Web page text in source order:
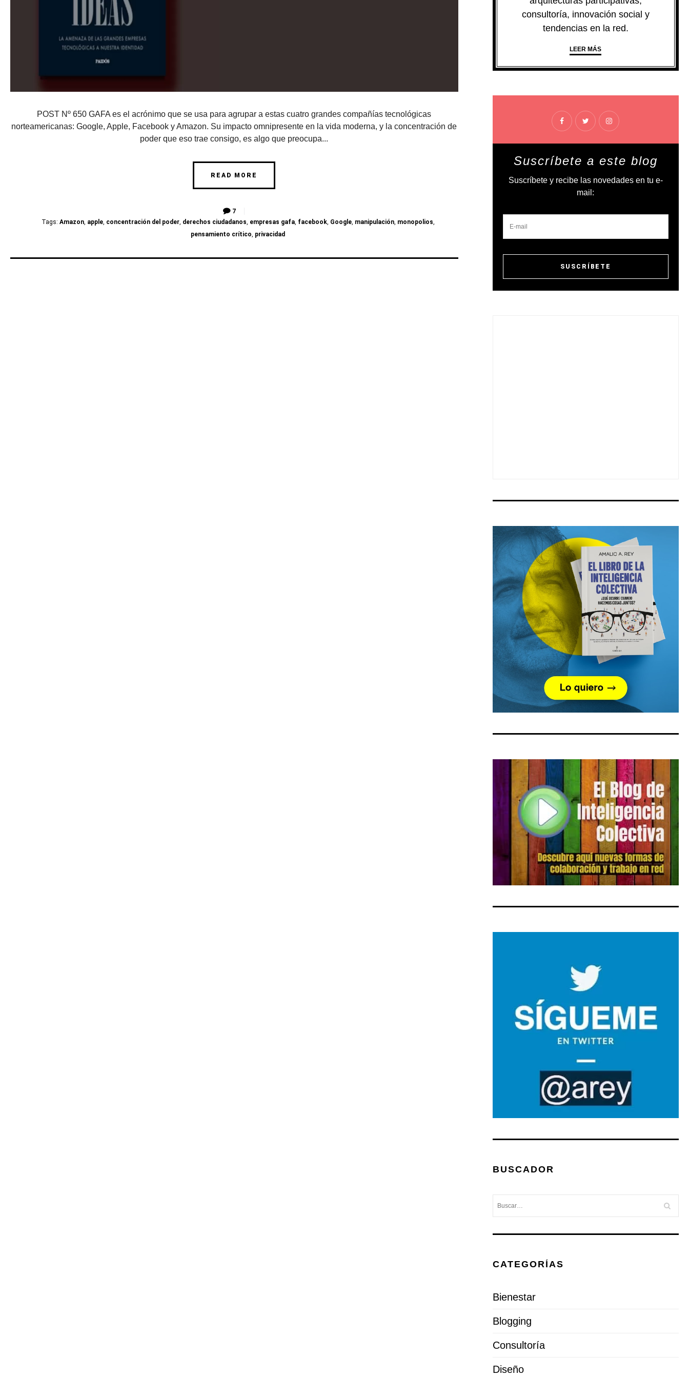
POST Nº 650 GAFA es el acrónimo que se usa para agrupar a estas cuatro grandes compañías tecnológicas
norteamericanas: Google, Apple, Facebook y Amazon. Su impacto omnipresente en la vida moderna, y la concentración de
poder que eso trae consigo, es algo que preocupa...
READ MORE
7
Tags: Amazon, apple, concentración del poder, derechos ciudadanos, empresas gafa, facebook, Google, manipulación, monopolios,
pensamiento crítico, privacidad
consultoría, innovación social y
tendencias en la red.
LEER MÁS
Suscríbete a este blog
Suscríbete y recibe las novedades en tu e-
mail:
BUSCADOR
CATEGORÍAS
Bienestar
Blogging
Consultoría
Diseño